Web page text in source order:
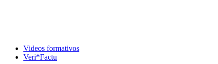
Videos formativos
Veri*Factu